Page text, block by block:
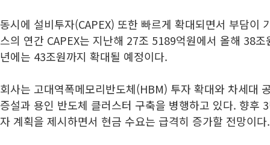
동시에 설비투자(CAPEX) 또한 빠르게 확대되면서 부담이
스의 연간 CAPEX는 지난해 27조 5189억원에서 올해 38
년에는 43조원까지 확대될 예정이다.
회사는 고대역폭메모리반도체(HBM) 투자 확대와 차세대
증설과 용인 반도체 클러스터 구축을 병행하고 있다. 향후
자 계획을 제시하면서 현금 수요는 급격히 증가할 전망이다.